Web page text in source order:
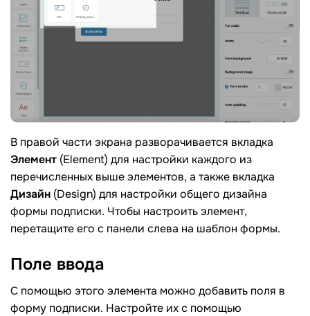
В правой части экрана разворачивается вкладка
Элемент (Element) для настройки каждого из
перечисленных выше элементов, а также вкладка
Дизайн (Design) для настройки общего дизайна
формы подписки. Чтобы настроить элемент,
перетащите его с панели слева на шаблон формы.
Поле ввода
С помощью этого элемента можно добавить поля в
форму подписки. Настройте их с помощью